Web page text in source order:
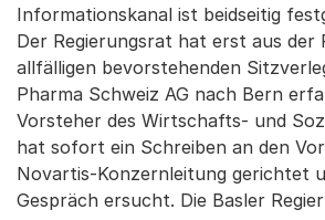
Informationskanal ist beidseitig
Der Regierungsrat hat erst aus der
allfälligen bevorstehenden
Pharma Schweiz AG nach Bern
Vorsteher des Wirtschafts- und
hat sofort ein Schreiben an den
Novartis-Konzernleitung gerichtet
Gespräch ersucht. Die Basler